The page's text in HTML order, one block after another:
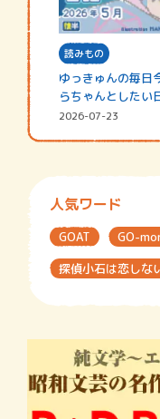
読みもの
ゆっきゅんの毎日
らちゃんとした
☆202…
2026-07-23
人気ワード
GOAT GO-
探偵小石は恋しな